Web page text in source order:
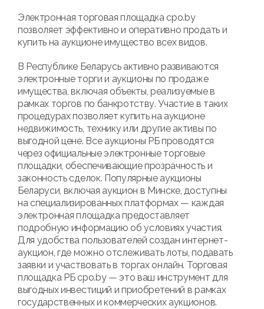
Электронная торговая площадка cpo.by
позволяет эффективно и оперативно продать и
купить на аукционе имущество всех видов.
В Республике Беларусь активно развиваются
электронные торги и аукционы по продаже
имущества, включая объекты, реализуемые в
рамках торгов по банкротству. Участие в таких
процедурах позволяет купить на аукционе
недвижимость, технику или другие активы по
выгодной цене. Все аукционы РБ проводятся
через официальные электронные торговые
площадки, обеспечивающие прозрачность и
законность сделок. Популярные аукционы
Беларуси, включая аукцион в Минске, доступны
на специализированных платформах — каждая
электронная площадка предоставляет
подробную информацию об условиях участия.
Для удобства пользователей создан интернет-
аукцион, где можно отслеживать лоты, подавать
заявки и участвовать в торгах онлайн. Торговая
площадка РБ cpo.by — это ваш инструмент для
выгодных инвестиций и приобретений в рамках
государственных и коммерческих аукционов.